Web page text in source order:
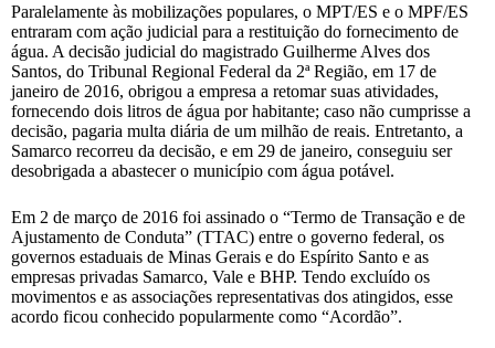
Paralelamente às mobilizações populares, o MPT/ES e o MPF/ES
entraram com ação judicial para a restituição do fornecimento de
água. A decisão judicial do magistrado Guilherme Alves dos
Santos, do Tribunal Regional Federal da 2ª Região, em 17 de
janeiro de 2016, obrigou a empresa a retomar suas atividades,
fornecendo dois litros de água por habitante; caso não cumprisse a
decisão, pagaria multa diária de um milhão de reais. Entretanto, a
Samarco recorreu da decisão, e em 29 de janeiro, conseguiu ser
desobrigada a abastecer o município com água potável.
Em 2 de março de 2016 foi assinado o “Termo de Transação e de
Ajustamento de Conduta” (TTAC) entre o governo federal, os
governos estaduais de Minas Gerais e do Espírito Santo e as
empresas privadas Samarco, Vale e BHP. Tendo excluído os
movimentos e as associações representativas dos atingidos, esse
acordo ficou conhecido popularmente como “Acordão”.